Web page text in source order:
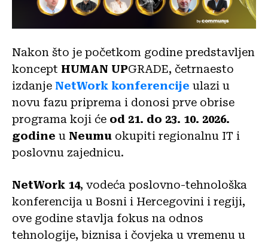
Nakon što je početkom godine predstavljen
koncept HUMAN UPGRADE, četrnaesto
izdanje NetWork konferencije ulazi u
novu fazu priprema i donosi prve obrise
programa koji će od 21. do 23. 10. 2026.
godine u Neumu okupiti regionalnu IT i
poslovnu zajednicu.
NetWork 14, vodeća poslovno-tehnološka
konferencija u Bosni i Hercegovini i regiji,
ove godine stavlja fokus na odnos
tehnologije, biznisa i čovjeka u vremenu u